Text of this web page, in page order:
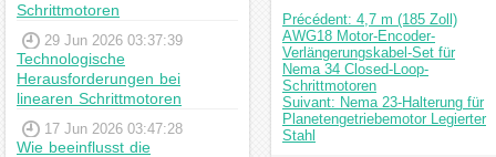
Schrittmotoren
29 Jun 2026 03:37:39
Technologische
Herausforderungen bei
linearen Schrittmotoren
17 Jun 2026 03:47:28
Wie beeinflusst die
Précédent: 4,7 m (185 Zoll)
AWG18 Motor-Encoder-
Verlängerungskabel-Set für
Nema 34 Closed-Loop-
Schrittmotoren
Suivant: Nema 23-Halterung für
Planetengetriebemotor Legierter
Stahl